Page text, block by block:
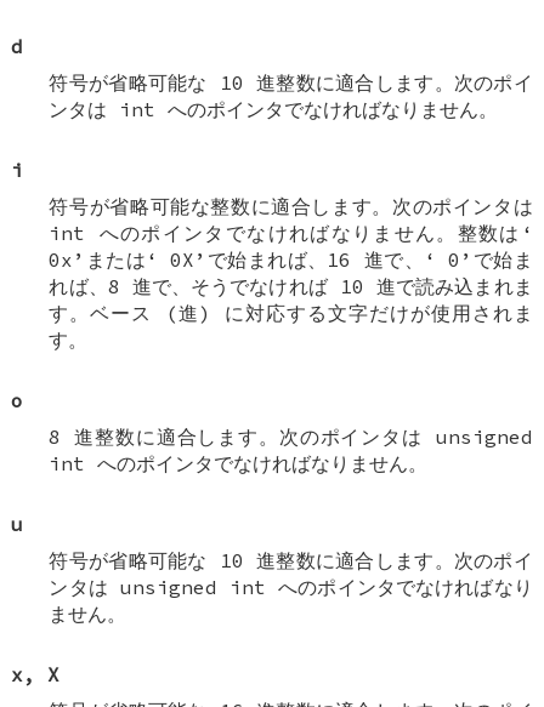
d
符号が省略可能な 10 進整数に適合します。次のポイ
ンタは int へのポインタでなければなりません。
i
符号が省略可能な整数に適合します。次のポインタは
int へのポインタでなければなりません。整数は‘
0x ’または‘0X ’で始まれば、16 進で、‘0 ’で始ま
れば、8 進で、そうでなければ 10 進で読み込まれま
す。ベース (進) に対応する文字だけが使用されま
す。
o
8 進整数に適合します。次のポインタは unsigned
int へのポインタでなければなりません。
u
符号が省略可能な 10 進整数に適合します。次のポイ
ンタは unsigned int へのポインタでなければなり
ません。
x,X